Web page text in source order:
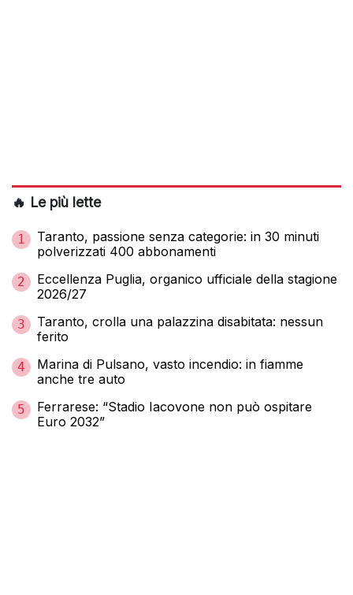
🔥 Le più lette
1
Taranto, passione senza categorie: in 30 minuti
polverizzati 400 abbonamenti
2
Eccellenza Puglia, organico ufficiale della stagione
2026/27
3
Taranto, crolla una palazzina disabitata: nessun
ferito
4
Marina di Pulsano, vasto incendio: in fiamme
anche tre auto
5
Ferrarese: “Stadio Iacovone non può ospitare
Euro 2032”